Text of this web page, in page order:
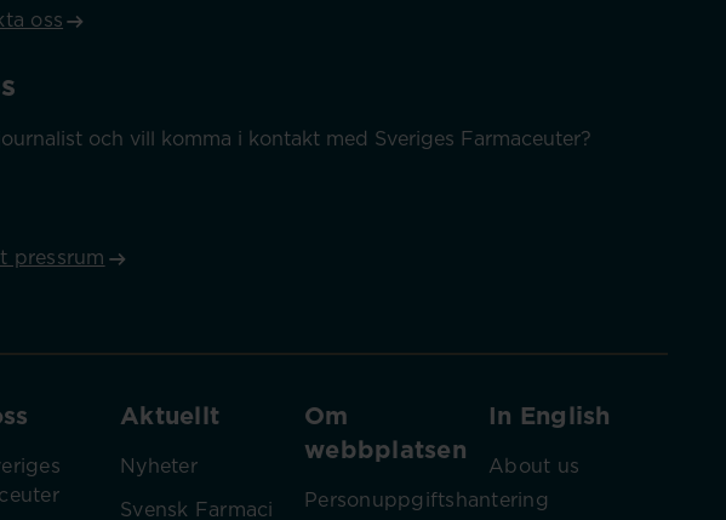
oss
och vill komma i kontakt med Sveriges Farmaceuter?
pressrum
Aktuellt
Nyheter
Svensk Farmaci
Om
webbplatsen
Personuppgiftshantering
In English
About us